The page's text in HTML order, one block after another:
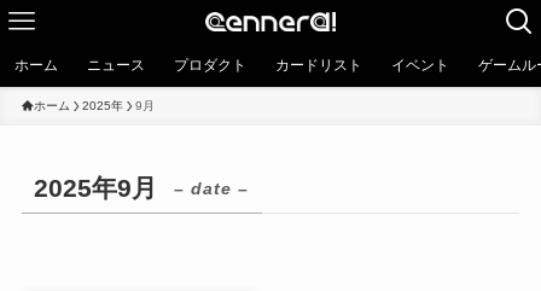
ホーム ニュース プロダクト カードリスト イベント ゲームル
ホーム 2025年 9月
2025年9月 – date –